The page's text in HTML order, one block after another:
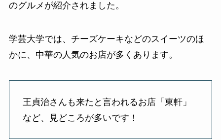
のグルメが紹介されました。
学芸大学では、チーズケーキなどのスイーツのほ
かに、中華の人気のお店が多くあります。
王貞治さんも来たと言われるお店「東軒」
など、見どころが多いです！